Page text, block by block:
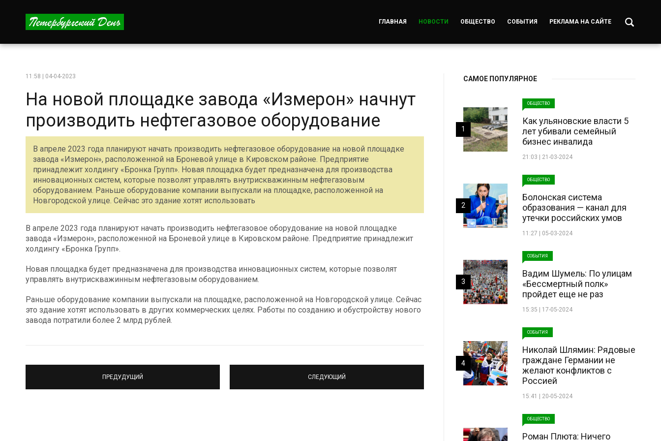
ГЛАВНАЯ НОВОСТИ ОБЩЕСТВО СОБЫТИЯ РЕКЛАМА НА САЙТЕ
11:58 | 04-04-2023
На новой площадке завода «Измерон» начнут
производить нефтегазовое оборудование
В апреле 2023 года планируют начать производить нефтегазовое оборудование на новой площадке
завода «Измерон», расположенной на Броневой улице в Кировском районе. Предприятие
принадлежит холдингу «Бронка Групп». Новая площадка будет предназначена для производства
инновационных систем, которые позволят управлять внутрискважинным нефтегазовым
оборудованием. Раньше оборудование компании выпускали на площадке, расположенной на
Новгородской улице. Сейчас это здание хотят использовать
В апреле 2023 года планируют начать производить нефтегазовое оборудование на новой площадке
завода «Измерон», расположенной на Броневой улице в Кировском районе. Предприятие принадлежит
холдингу «Бронка Групп».
Новая площадка будет предназначена для производства инновационных систем, которые позволят
управлять внутрискважинным нефтегазовым оборудованием.
Раньше оборудование компании выпускали на площадке, расположенной на Новгородской улице. Сейчас
это здание хотят использовать в других коммерческих целях. Работы по созданию и обустройству нового
завода потратили более 2 млрд рублей.
ПРЕДУДУЩИЙ СЛЕДУЮЩИЙ
САМОЕ ПОПУЛЯРНОЕ
ОБЩЕСТВО
Как ульяновские власти 5
лет убивали семейный
бизнес инвалида
21:03 | 21-03-2024
1
ОБЩЕСТВО
Болонская система
образования — канал для
утечки российских умов
11:27 | 05-03-2024
2
СОБЫТИЯ
Вадим Шумель: По улицам
«Бессмертный полк»
пройдет еще не раз
15:35 | 17-05-2024
3
СОБЫТИЯ
Николай Шлямин: Рядовые
граждане Германии не
желают конфликтов с
Россией
15:41 | 20-05-2024
4
ОБЩЕСТВО
Роман Плюта: Ничего